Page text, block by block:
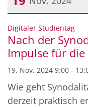
Datum: 19.
Digitaler Studientag:
Nach der
Impulse für
19. Nov. 2024 9:00 -
Wie geht
derzeit praktisch